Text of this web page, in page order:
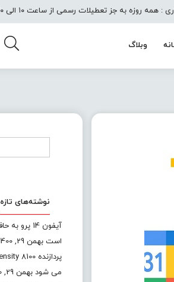
روزه به جز تعطیلات رسمی از ساعت ۱۰ الی ۲۰ | تلفن تماس: ۰۲۱۸۸۸۸۶۸۵۰
وبلاگ
نوشته‌های تازه
است بهمن 29, 1400
می شود بهمن 29, 1400